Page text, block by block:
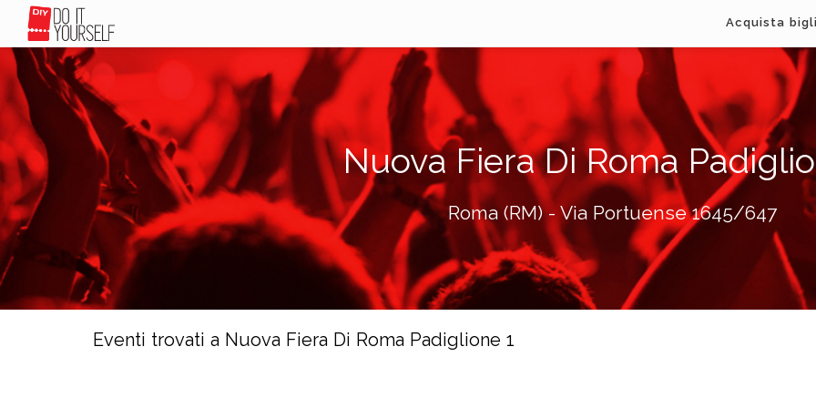
Acquista
Nuova Fiera Di Roma
Roma (RM) - Via Portuense 1645/647
Eventi trovati a Nuova Fiera Di Roma Padiglione 1